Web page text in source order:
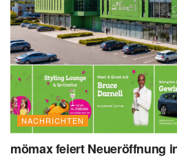
NACHRICHTEN
mömax feiert Neueröffnung